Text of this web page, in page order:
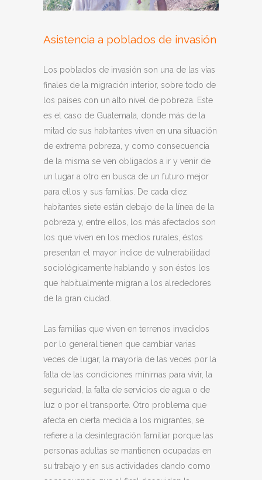
Asistencia a poblados de invasión
Los poblados de invasión son una de las vías
finales de la migración interior, sobre todo de
los países con un alto nivel de pobreza. Este
es el caso de Guatemala, donde más de la
mitad de sus habitantes viven en una situación
de extrema pobreza, y como consecuencia
de la misma se ven obligados a ir y venir de
un lugar a otro en busca de un futuro mejor
para ellos y sus familias. De cada diez
habitantes siete están debajo de la línea de la
pobreza y, entre ellos, los más afectados son
los que viven en los medios rurales, éstos
presentan el mayor índice de vulnerabilidad
sociológicamente hablando y son éstos los
que habitualmente migran a los alrededores
de la gran ciudad.
Las familias que viven en terrenos invadidos
por lo general tienen que cambiar varias
veces de lugar, la mayoría de las veces por la
falta de las condiciones mínimas para vivir, la
seguridad, la falta de servicios de agua o de
luz o por el transporte. Otro problema que
afecta en cierta medida a los migrantes, se
refiere a la desintegración familiar porque las
personas adultas se mantienen ocupadas en
su trabajo y en sus actividades dando como